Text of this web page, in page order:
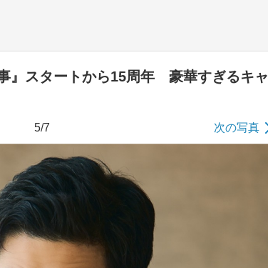
』スタートから15周年 豪華すぎるキ
5/7 次の写真